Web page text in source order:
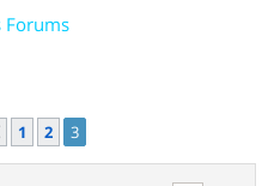
Forums
Précédent
1 2 3